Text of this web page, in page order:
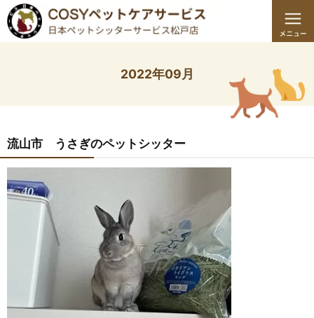
2022年09月
流山市 うさぎのペットシッター